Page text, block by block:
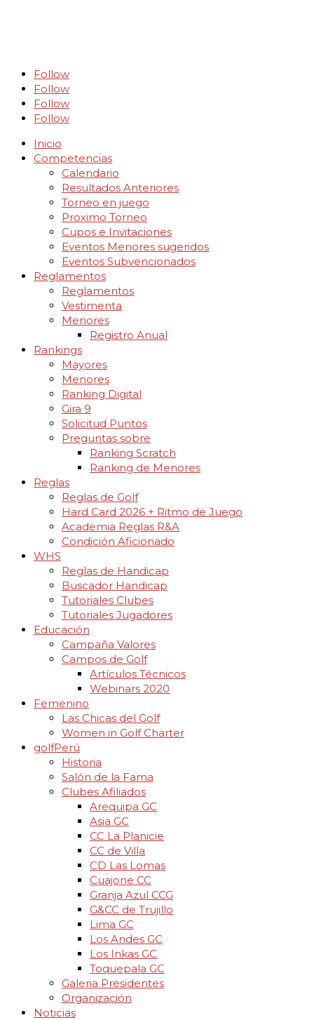
Follow
Follow
Follow
Follow
Inicio
Competencias
Calendario
Resultados Anteriores
Torneo en juego
Proximo Torneo
Cupos e Invitaciones
Eventos Menores sugeridos
Eventos Subvencionados
Reglamentos
Reglamentos
Vestimenta
Menores
Registro Anual
Rankings
Mayores
Menores
Ranking Digital
Gira 9
Solicitud Puntos
Preguntas sobre
Ranking Scratch
Ranking de Menores
Reglas
Reglas de Golf
Hard Card 2026 + Ritmo de Juego
Academia Reglas R&A
Condición Aficionado
WHS
Reglas de Handicap
Buscador Handicap
Tutoriales Clubes
Tutoriales Jugadores
Educación
Campaña Valores
Campos de Golf
Artículos Técnicos
Webinars 2020
Femenino
Las Chicas del Golf
Women in Golf Charter
golfPerú
Historia
Salón de la Fama
Clubes Afiliados
Arequipa GC
Asia GC
CC La Planicie
CC de Villa
CD Las Lomas
Cuajone CC
Granja Azul CCG
G&CC de Trujillo
Lima GC
Los Andes GC
Los Inkas GC
Toquepala GC
Galeria Presidentes
Organización
Noticias